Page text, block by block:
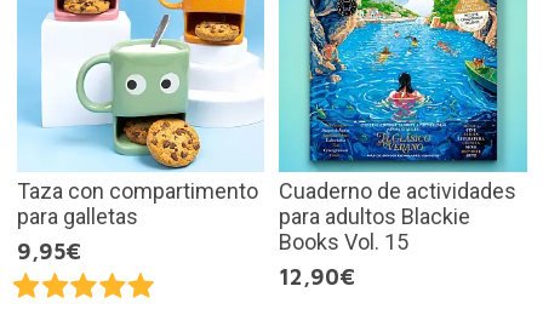
Taza con compartimento
para galletas
9,95€
Cuaderno de actividades
para adultos Blackie
Books Vol. 15
12,90€